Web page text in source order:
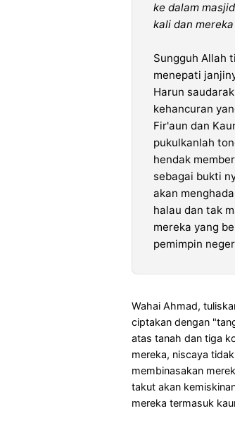
ke dalam
kali dan
Sungguh Allah
menepati
Harun
kehancuran
Fir'aun dan
pukulkanlah
hendak
sebagai bukti
akan
halau dan tak
mereka yang
pemimpin
Wahai Ahmad,
ciptakan dengan
atas tanah dan tiga
mereka, niscaya
membinasakan
takut akan
mereka termasuk